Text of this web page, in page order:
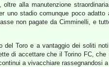
alla manutenzione
uno stadio comunque poco adatto
non pagate da Cimminelli, e
del Toro e a vantaggio dei soliti
di accettare che il Torino FC,
a vivacchiare rassegnandosi